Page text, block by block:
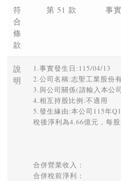
符
合
條
款
第 51 款 事
說
明
1.事實發生日:115/04/13
2.公司名稱:志聖工業股份
3.與公司關係(請輸入本公
4.相互持股比例:不適用
5.發生緣由:本公司115年
稅後淨利為4.66億元，每
合併營業收入：
合併稅前淨利：